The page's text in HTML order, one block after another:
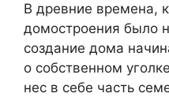
В древние времена,
домостроения было
создание дома
о собственном
нес в себе часть